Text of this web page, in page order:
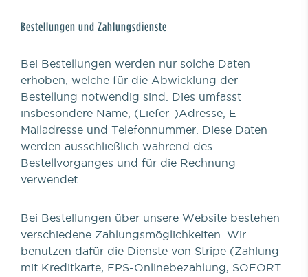
Bestellungen und Zahlungsdienste
Bei Bestellungen werden nur solche Daten
erhoben, welche für die Abwicklung der
Bestellung notwendig sind. Dies umfasst
insbesondere Name, (Liefer-)Adresse, E-
Mailadresse und Telefonnummer. Diese Daten
werden ausschließlich während des
Bestellvorganges und für die Rechnung
verwendet.
Bei Bestellungen über unsere Website bestehen
verschiedene Zahlungsmöglichkeiten. Wir
benutzen dafür die Dienste von Stripe (Zahlung
mit Kreditkarte, EPS-Onlinebezahlung, SOFORT